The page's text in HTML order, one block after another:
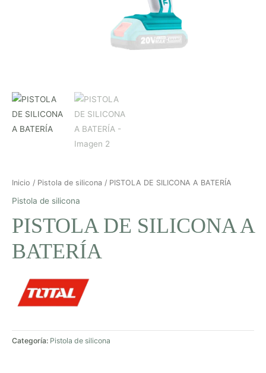
Inicio / Pistola de silicona / PISTOLA DE SILICONA A BATERÍA
Pistola de silicona
PISTOLA DE SILICONA A
BATERÍA
Categoría: Pistola de silicona